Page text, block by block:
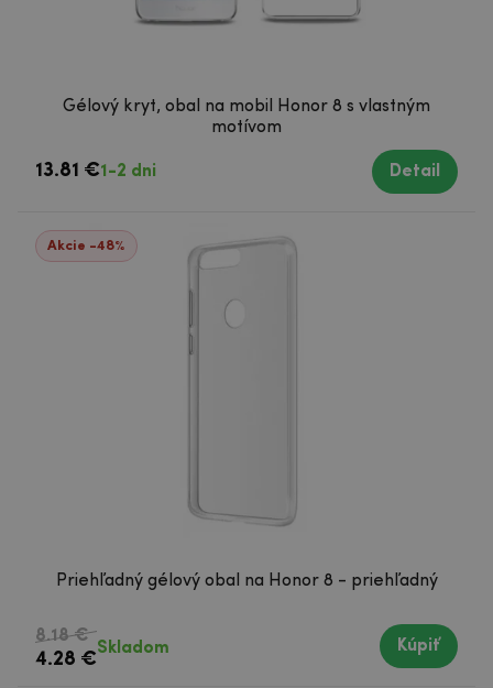
Gélový kryt, obal na mobil Honor 8 s vlastným
motívom
13.81 €1-2 dni Detail
Akcie -48%
Priehľadný gélový obal na Honor 8 - priehľadný
8.18 €
4.28 €
Skladom Kúpiť